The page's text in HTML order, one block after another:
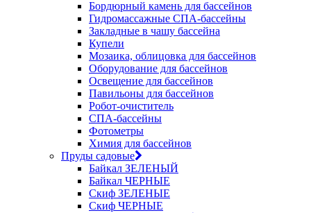
Бордюрный камень для бассейнов
Гидромассажные СПА-бассейны
Закладные в чашу бассейна
Купели
Мозаика, облицовка для бассейнов
Оборудование для бассейнов
Освещение для бассейнов
Павильоны для бассейнов
Робот-очиститель
СПА-бассейны
Фотометры
Химия для бассейнов
Пруды садовые
Байкал ЗЕЛЕНЫЙ
Байкал ЧЕРНЫЕ
Скиф ЗЕЛЕНЫЕ
Скиф ЧЕРНЫЕ